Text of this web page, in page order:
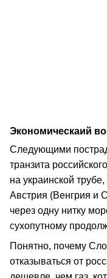
Экономическаий
Следующими
транзита
на украинской
Австрия (Венгрия и
через одну нитку
сухопутному
Понятно, почему
отказываться от